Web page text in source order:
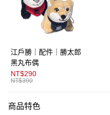
AFTEE先享後付
【關於「AFTEE先享後付」】
便利好安心！
１．簡單：不需註冊會員、不需綁卡
２．便利：只要手機號碼，簡訊認證
３．安心：先確認商品／服務後，再
１．於結帳方式選擇「AFTEE先享
運送方式
全家取貨付款
江戶勝｜配件｜勝太郎
黑丸布偶
NT$290
NT$390
商品特色